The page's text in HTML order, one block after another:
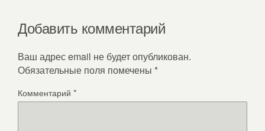
Добавить комментарий
Ваш адрес email не будет опубликован.
Обязательные поля помечены *
Комментарий *